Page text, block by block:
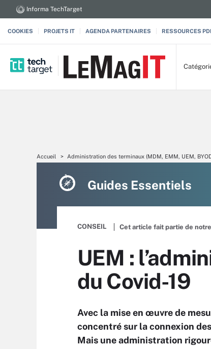
Informa TechTarget
COOKIES PROJETS IT AGENDA PARTENAIRES RESSOURCES
Accueil Administration des terminaux (MDM, EMM, UEM,
Guides Essentiels
CONSEIL Cet article fait partie de
UEM :
du Covid-19
Avec la mise en œuvre de
concentré sur la connexion
Mais une administration